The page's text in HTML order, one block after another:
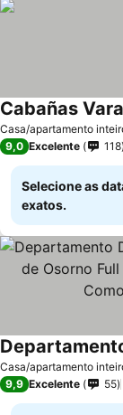
Casa/apartamento
Cabañas
9,0 Excelente 118
Selecione as
exatos.
Casa/apartamento
Ver preços
9,9 Excelente 55